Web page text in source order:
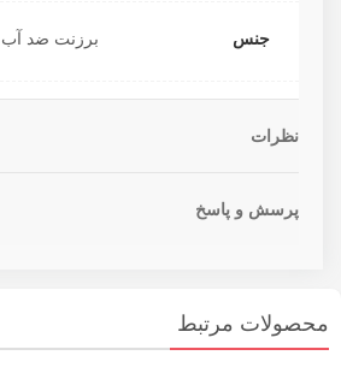
جنس برزنت ضد آب
نظرات
پرسش و پاسخ
محصولات مرتبط